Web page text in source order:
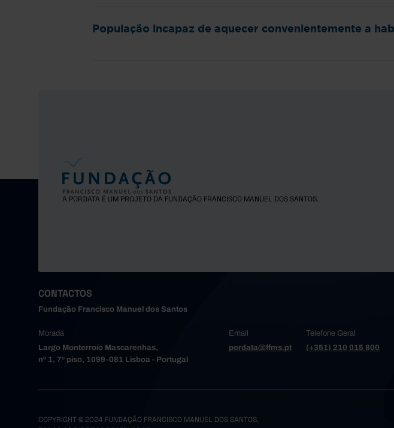
População incapaz de aquecer convenientemente a
A PORDATA É UM PROJETO DA FUNDAÇÃO FRANCISCO MANUEL DOS SANTOS.
CONTACTOS
Fundação Francisco Manuel dos Santos
Morada
Largo Monterroio Mascarenhas,
nº 1, 7º piso, 1099-081 Lisboa - Portugal
Email
pordata@ffms.pt
Telefone Geral
(+351) 210 015 800
COPYRIGHT © 2024 FUNDAÇÃO FRANCISCO MANUEL DOS SANTOS.